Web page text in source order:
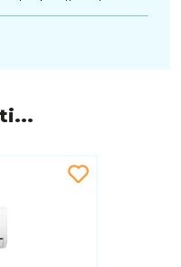
poput
praktičnost
i vanjske
za sve koji
i ugodnu